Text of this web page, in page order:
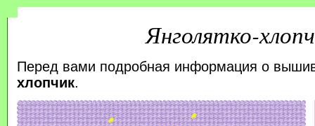
Янголятко-
Перед вами подробная информация о
хлопчик.